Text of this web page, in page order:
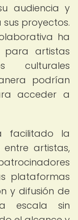
audiencia y
proyectos.
ha
para artistas
culturales
podrían
acceder a
facilitado la
artistas,
plataformas
y difusión de
escala sin